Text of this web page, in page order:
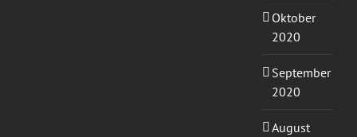
Oktober
2020
September
2020
August